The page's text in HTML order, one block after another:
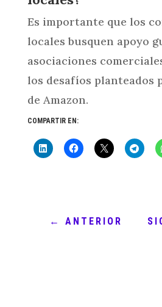
Es importante que los
locales busquen apoyo
asociaciones
los desafíos planteados
de Amazon.
COMPARTIR EN:
← ANTERIOR